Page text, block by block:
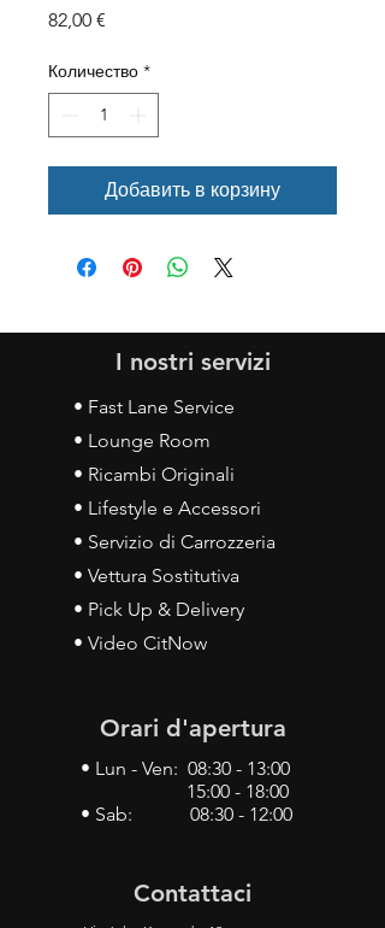
82,00 €
Количество *
Добавить в корзину
I nostri servizi
• Fast Lane Service
• Lounge Room
• Ricambi Originali
• Lifestyle e Accessori
• Servizio di Carrozzeria
• Vettura Sostitutiva
• Pick Up & Delivery
• Video CitNow
Orari d'apertura
• Lun - Ven: 08:30 - 13:00
15:00 - 18:00
• Sab: 08:30 - 12:00
Contattaci